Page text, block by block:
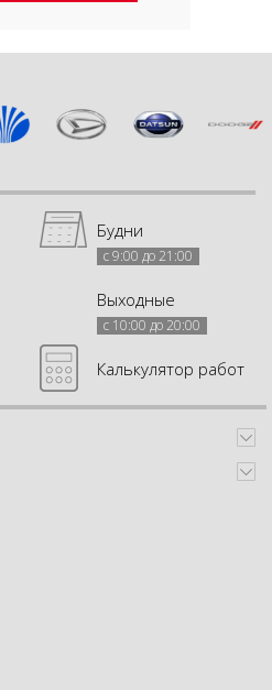
Будни
с 9:00 до 21:00
Выходные
с 10:00 до 20:00
Калькулятор работ